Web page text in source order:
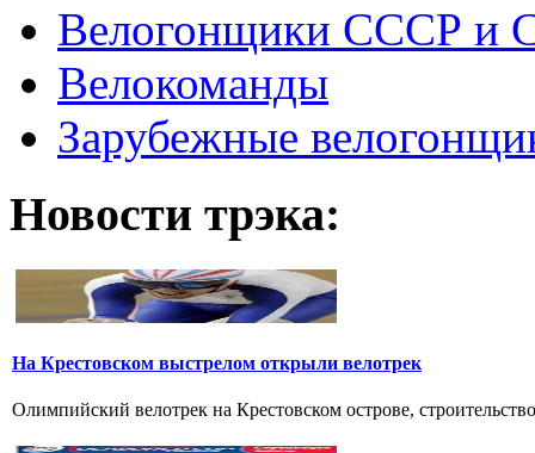
Велогонщики СССР и
Велокоманды
Зарубежные
Новости трэка:
На Крестовском выстрелом открыли велотрек
Олимпийский велотрек на Крестовском острове,